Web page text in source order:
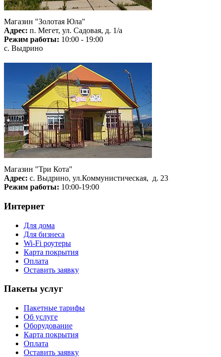
Магазин "Золотая Юла"
Адрес: п. Мегет, ул. Садовая, д. 1/а
Режим работы: 10:00 - 19:00
с. Выдрино
Магазин "Три Кота"
Адрес: с. Выдрино, ул.Коммунистическая, д. 23
Режим работы: 10:00-19:00
Интернет
Для дома
Для бизнеса
Wi-Fi роутеры
Карта покрытия
Оплата
Оставить заявку
Пакеты услуг
Пакетные тарифы
Об услуге
Оборудование
Карта покрытия
Оплата
Оставить заявку